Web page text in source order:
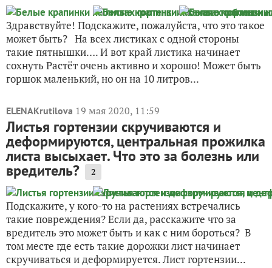
Здравствуйте! Подскажите, пожалуйста, что это такое
может быть? На всех листиках с одной стороны
такие пятнышки…. И вот край листика начинает
сохнуть Растёт очень активно и хорошо! Может быть
горшок маленький, но он на 10 литров...
ELENAKrutilova 19 мая 2020, 11:59
Листья гортензии скручиваются и
деформируются, центральная прожилка
листа высыхает. Что это за болезнь или
вредитель? 2
Подскажите, у кого-то на растениях встречались
такие повреждения? Если да, расскажите что за
вредитель это может быть и как с ним бороться? В
том месте где есть такие дорожки лист начинает
скручиваться и деформируется. Лист гортензии...